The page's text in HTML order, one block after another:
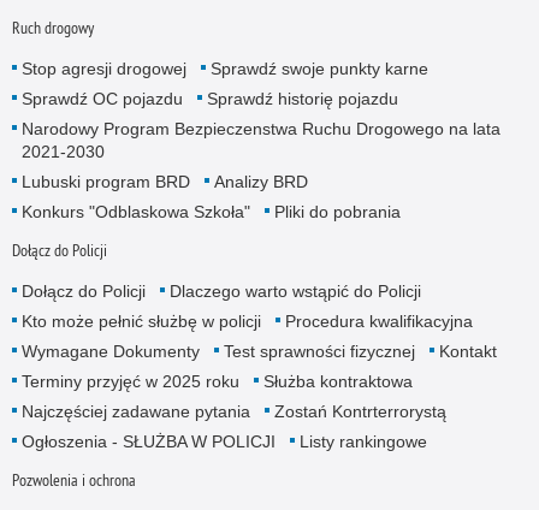
Ruch drogowy
Stop agresji drogowej
Sprawdź swoje punkty karne
Sprawdź OC pojazdu
Sprawdź historię pojazdu
Narodowy Program Bezpieczenstwa Ruchu Drogowego na lata
2021-2030
Lubuski program BRD
Analizy BRD
Konkurs "Odblaskowa Szkoła"
Pliki do pobrania
Dołącz do Policji
Dołącz do Policji
Dlaczego warto wstąpić do Policji
Kto może pełnić służbę w policji
Procedura kwalifikacyjna
Wymagane Dokumenty
Test sprawności fizycznej
Kontakt
Terminy przyjęć w 2025 roku
Służba kontraktowa
Najczęściej zadawane pytania
Zostań Kontrterrorystą
Ogłoszenia - SŁUŻBA W POLICJI
Listy rankingowe
Pozwolenia i ochrona